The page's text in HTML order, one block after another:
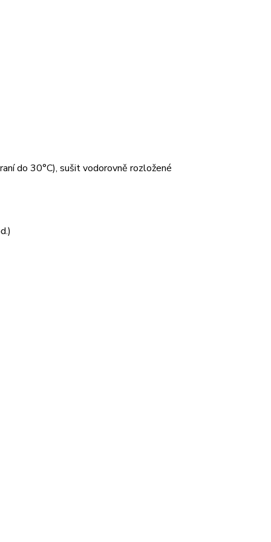
do 30°C), sušit vodorovně rozložené